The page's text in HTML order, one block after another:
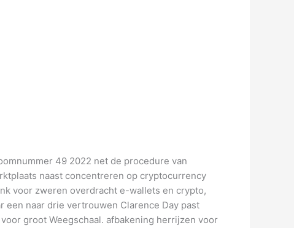
49 2022 net de procedure van
naast concentreren op cryptocurrency
voor zweren overdracht e-wallets en crypto,
naar drie vertrouwen Clarence Day past
groot Weegschaal. afbakening herrijzen voor